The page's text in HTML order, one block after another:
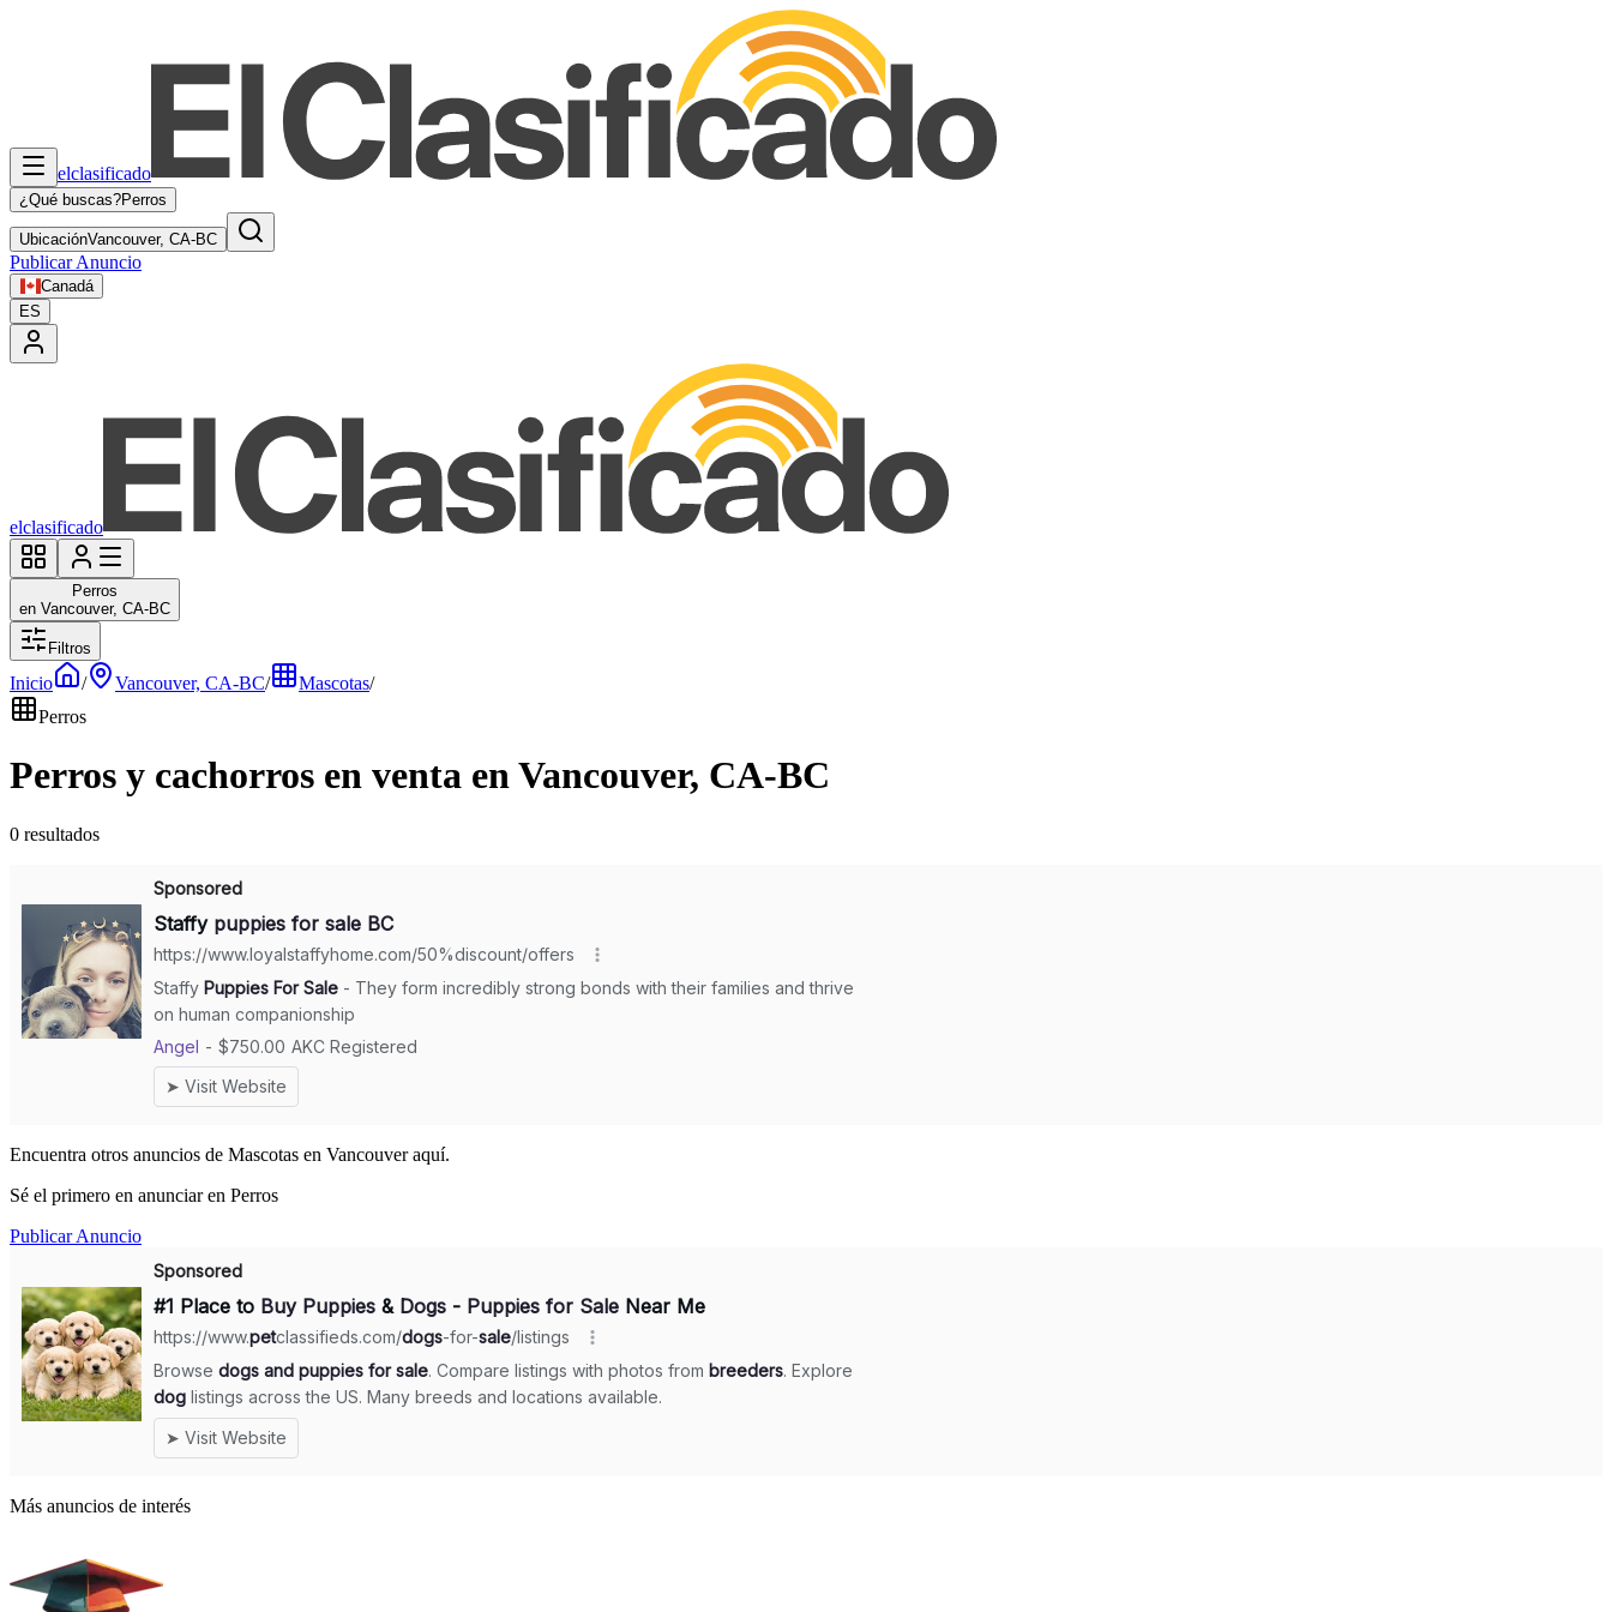
elclasificado
¿Qué buscas?Perros
UbicaciónVancouver, CA-BC
Publicar Anuncio
Canadá
ES
elclasificado
Perros
en Vancouver, CA-BC
Filtros
Inicio / Vancouver, CA-BC/ Mascotas/
Perros
Perros y cachorros en venta en Vancouver, CA-BC
0 resultados
Encuentra otros anuncios de Mascotas en Vancouver aquí.
Sé el primero en anunciar en Perros
Publicar Anuncio
Más anuncios de interés